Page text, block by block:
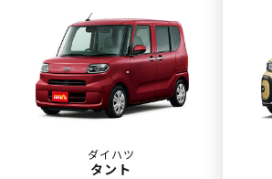
ダイハツ
タント